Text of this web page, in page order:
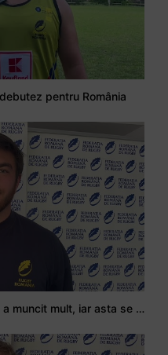
pentru România
Stejarul Logan Weidner: Echipa a muncit mult, iar asta se va vedea în meciurile de la Nations Cup